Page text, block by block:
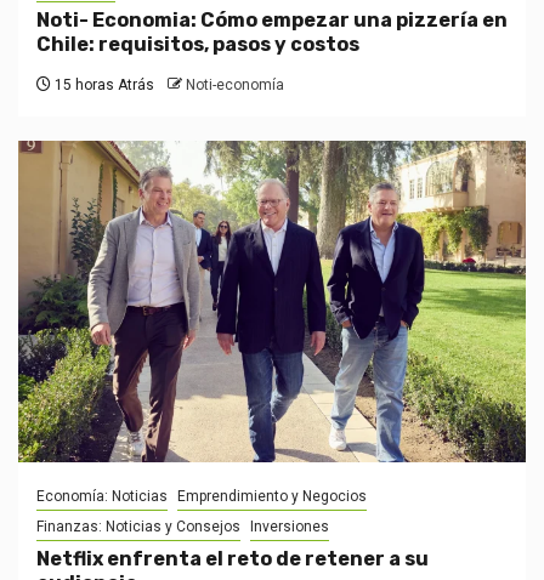
Noti- Economia: Cómo empezar una pizzería en
Chile: requisitos, pasos y costos
15 horas Atrás Noti-economía
Economía: Noticias
Emprendimiento y Negocios
Finanzas: Noticias y Consejos
Inversiones
Netflix enfrenta el reto de retener a su